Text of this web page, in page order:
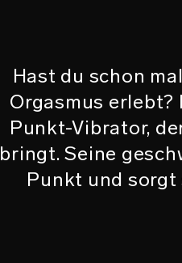
Hast du schon
Orgasmus
Punkt-Vibrator,
bringt. Seine
Punkt und sorgt